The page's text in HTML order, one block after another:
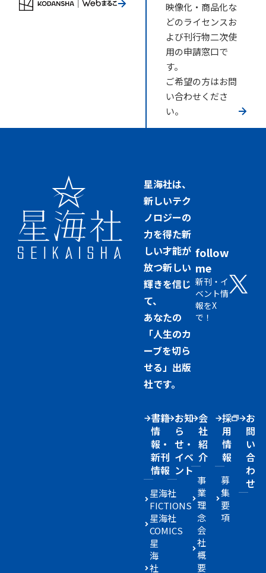
映像化・商品化な
どのライセンスお
よび刊行物二次使
用の申請窓口で
す。
ご希望の方はお問
い合わせくださ
い。
星海社は、
新しいテク
ノロジーの
力を得た新
しい才能が
放つ新しい
輝きを信じ
て、
あなたの
「人生のカ
ーブを切ら
せる」出版
社です。
follow
me
新刊・イ
ベント情
報をX
で！
書籍
情
報・
新刊
情報
星海社
FICTIONS
星海社
COMICS
星
海
社
お知
ら
せ・
イベ
ント
会
社
紹
介
事
業
理
念
会
社
概
要
採
用
情
報
募
集
要
項
お
問
い
合
わ
せ